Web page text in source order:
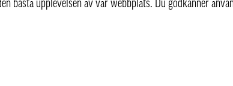
bästa upplevelsen av vår webbplats. Du godkänner